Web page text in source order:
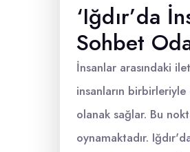
‘Iğdır’da
Sohbet
İnsanlar arasındaki
insanların birbirleriyle
olanak sağlar. Bu
oynamaktadır.